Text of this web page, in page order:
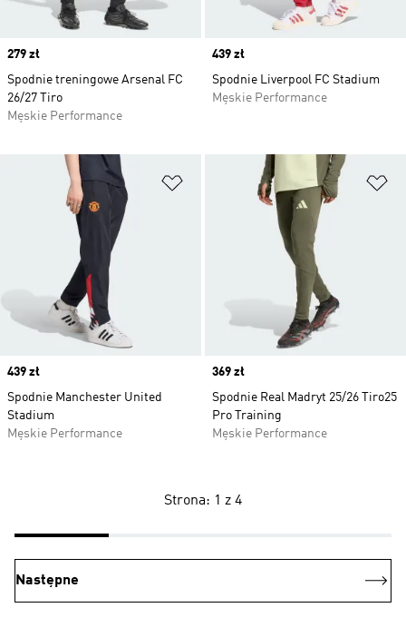
Price
279 zł
Spodnie treningowe Arsenal FC
26/27 Tiro
Męskie Performance
Price
439 zł
Spodnie Liverpool FC Stadium
Męskie Performance
Dodaj do listy życzeń
Price
439 zł
Spodnie Manchester United
Stadium
Męskie Performance
Price
369 zł
Spodnie Real Madryt 25/26 Tiro25
Pro Training
Męskie Performance
Strona: 1 z 4
Następne